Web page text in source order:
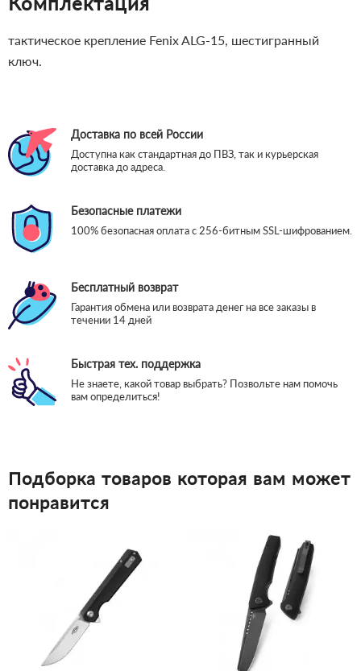
тактическое крепление Fenix ALG-15, шестигранный
ключ.
Доставка по всей России
Доступна как стандартная до ПВЗ, так и курьерская
доставка до адреса.
Безопасные платежи
100% безопасная оплата с 256-битным SSL-шифрованием.
Бесплатный возврат
Гарантия обмена или возврата денег на все заказы в
течении 14 дней
Быстрая тех. поддержка
Не знаете, какой товар выбрать? Позвольте нам помочь
вам определиться!
Подборка товаров которая вам может
понравится